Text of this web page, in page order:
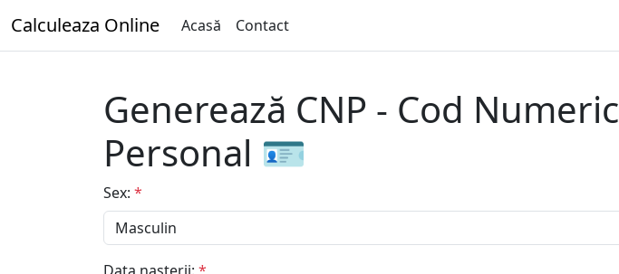
Calculeaza Online Acasă Contact
Generează CNP - Cod Numeric
Personal 🪪
Sex: *